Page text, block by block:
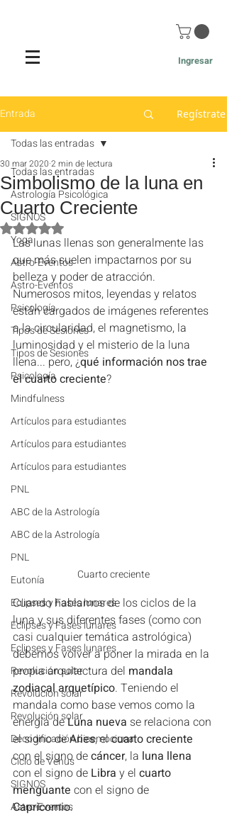
Ingresar
Entrada Regístrate
Todas las entradas
Astrología Psicológica
SIGNOS
Yoga
Astro-Eventos
Astro-Eventos
Psicología
Tipos de Sesiones
Tipos de Sesiones
Psicología
Mindfulness
Artículos para estudiantes
Artículos para estudiantes
Artículos para estudiantes
PNL
ABC de la Astrología
ABC de la Astrología
PNL
Eutonía
Eclipses y Fases lunares
Eclipses y Fases lunares
Eclipses y Fases lunares
Revolución solar
Revolución solar
Revolución solar
Decodificación bioemocional
Ciclo de Venus
SIGNOS
Astro-Eventos
Todas las entradas
Simbolismo de la luna en
Cuarto Creciente
30 mar 2020 2 min de lectura
Obtuvo NaN de 5 estrellas.
Las lunas llenas son generalmente las
que más suelen impactarnos por su
belleza y poder de atracción.
Numerosos mitos, leyendas y relatos
están cargados de imágenes referentes
a la circularidad, el magnetismo, la
luminosidad y el misterio de la luna
llena... pero, ¿qué información nos trae
el cuarto creciente?
Cuarto creciente
Cuando hablamos de los ciclos de la
luna y sus diferentes fases (como con
casi cualquier temática astrológica)
debemos volver a poner la mirada en la
propia arquitectura del mandala
zodiacal arquetípico. Teniendo el
mandala como base vemos como la
energía de Luna nueva se relaciona con
el signo de Aries, el cuarto creciente
con el signo de cáncer, la luna llena
con el signo de Libra y el cuarto
menguante con el signo de
Capricornio.